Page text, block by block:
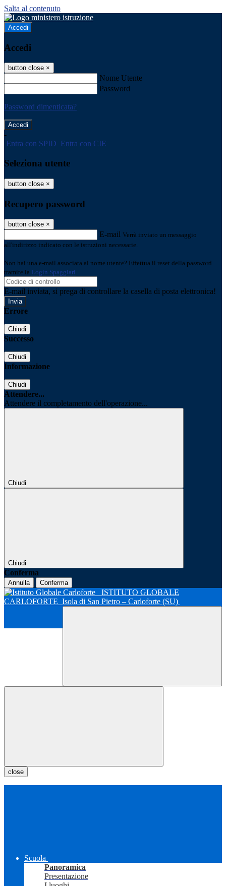
Salta al contenuto
Accedi
Accedi
button close ×
Nome Utente
Password
Password dimenticata?
-
Entra con SPID Entra con CIE
Seleziona utente
button close ×
Recupero password
button close ×
E-mail Verrà inviato un messaggio
all'indirizzo indicato con le istruzioni necessarie.
Non hai una e-mail associata al nome utente? Effettua il reset della password
tramite la Login Spaggiari
E-mail inviata, si prega di controllare la casella di posta elettronica!
Errore
Chiudi
Successo
Chiudi
Informazione
Chiudi
Attendere...
Attendere il completamento dell'operazione...
Chiudi
Chiudi
Conferma
Annulla Conferma
ISTITUTO GLOBALE
CARLOFORTE Isola di San Pietro – Carloforte (SU)
close
Scuola
Panoramica
Presentazione